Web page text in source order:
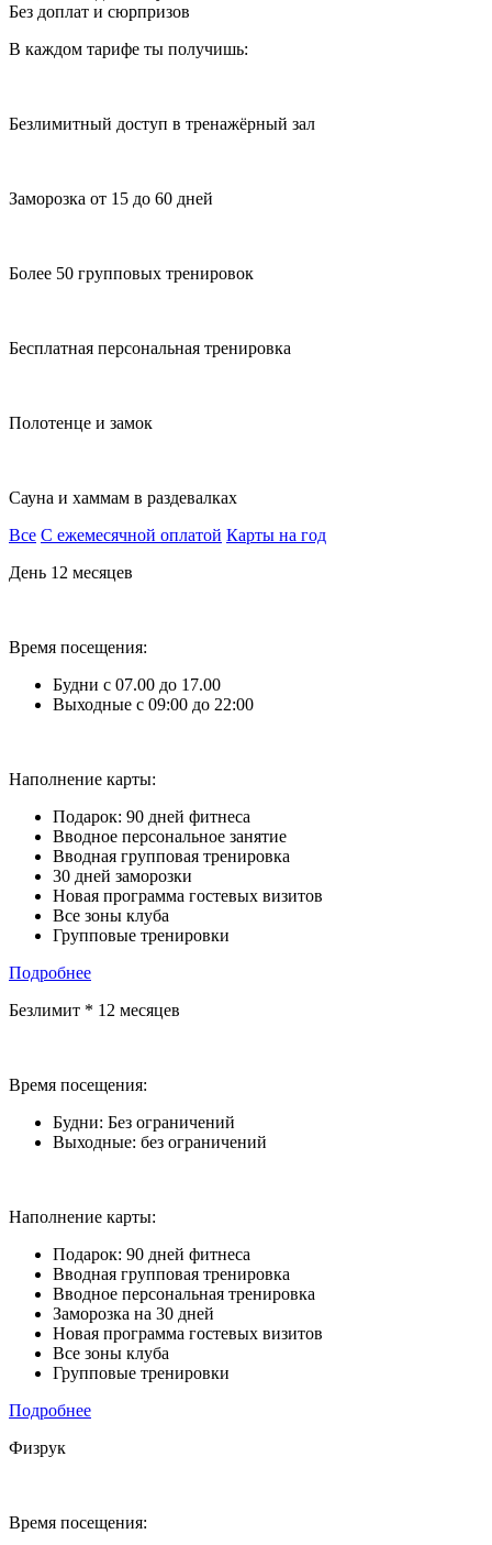
Без доплат и сюрпризов
В каждом тарифе ты получишь:
Безлимитный доступ в тренажёрный зал
Заморозка от 15 до 60 дней
Более 50 групповых тренировок
Бесплатная персональная тренировка
Полотенце и замок
Сауна и хаммам в раздевалках
Все С ежемесячной оплатой Карты на год
День 12 месяцев
Время посещения:
Будни с 07.00 до 17.00
Выходные с 09:00 до 22:00
Наполнение карты:
Подарок: 90 дней фитнеса
Вводное персональное занятие
Вводная групповая тренировка
30 дней заморозки
Новая программа гостевых визитов
Все зоны клуба
Групповые тренировки
Подробнее
Безлимит * 12 месяцев
Время посещения:
Будни: Без ограничений
Выходные: без ограничений
Наполнение карты:
Подарок: 90 дней фитнеса
Вводная групповая тренировка
Вводное персональная тренировка
Заморозка на 30 дней
Новая программа гостевых визитов
Все зоны клуба
Групповые тренировки
Подробнее
Физрук
Время посещения: